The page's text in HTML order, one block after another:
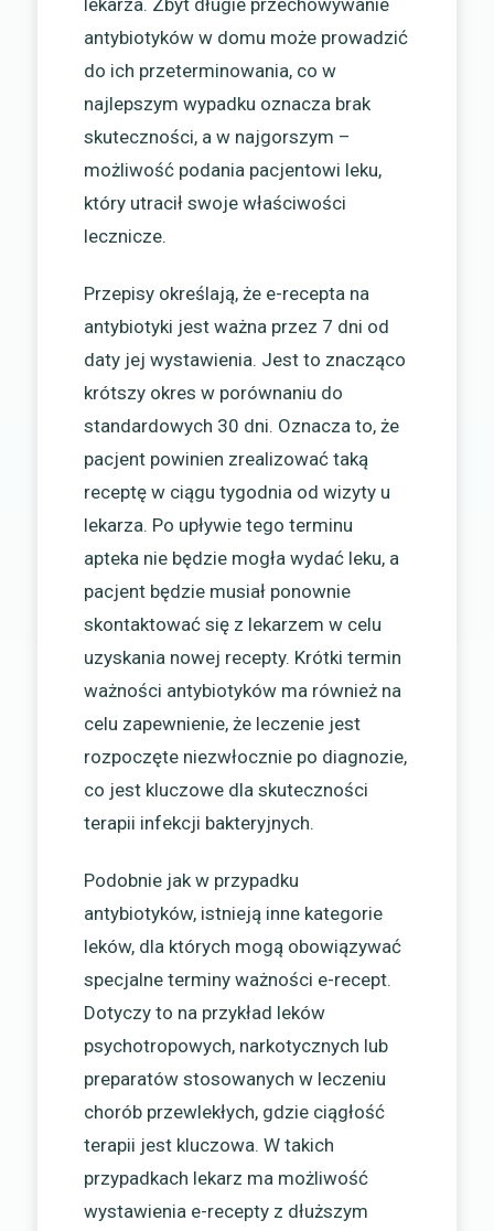
lekarza. Zbyt długie przechowywanie
antybiotyków w domu może prowadzić
do ich przeterminowania, co w
najlepszym wypadku oznacza brak
skuteczności, a w najgorszym –
możliwość podania pacjentowi leku,
który utracił swoje właściwości
lecznicze.
Przepisy określają, że e-recepta na
antybiotyki jest ważna przez 7 dni od
daty jej wystawienia. Jest to znacząco
krótszy okres w porównaniu do
standardowych 30 dni. Oznacza to, że
pacjent powinien zrealizować taką
receptę w ciągu tygodnia od wizyty u
lekarza. Po upływie tego terminu
apteka nie będzie mogła wydać leku, a
pacjent będzie musiał ponownie
skontaktować się z lekarzem w celu
uzyskania nowej recepty. Krótki termin
ważności antybiotyków ma również na
celu zapewnienie, że leczenie jest
rozpoczęte niezwłocznie po diagnozie,
co jest kluczowe dla skuteczności
terapii infekcji bakteryjnych.
Podobnie jak w przypadku
antybiotyków, istnieją inne kategorie
leków, dla których mogą obowiązywać
specjalne terminy ważności e-recept.
Dotyczy to na przykład leków
psychotropowych, narkotycznych lub
preparatów stosowanych w leczeniu
chorób przewlekłych, gdzie ciągłość
terapii jest kluczowa. W takich
przypadkach lekarz ma możliwość
wystawienia e-recepty z dłuższym